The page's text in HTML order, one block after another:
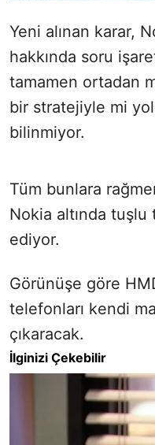
Yeni alınan karar,
hakkında soru
tamamen ortadan
bir stratejiyle mi
bilinmiyor.
Tüm bunlara
Nokia altında tuşlu
ediyor.
Görünüşe göre
telefonları kendi
çıkaracak.